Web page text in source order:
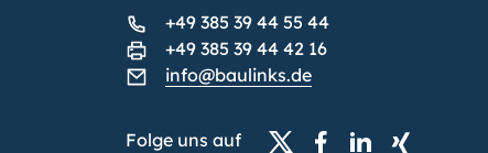
+49 385 39 44 55 44
+49 385 39 44 42 16
info@baulinks.de
Folge uns auf